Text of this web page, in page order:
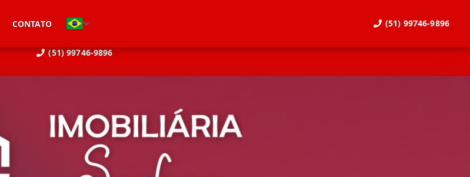
(51) 99746-9896
CONTATO (51) 99746-9896